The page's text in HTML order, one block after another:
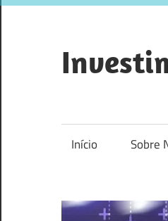
Skip
content
investimento
para
você?
Início Sobre